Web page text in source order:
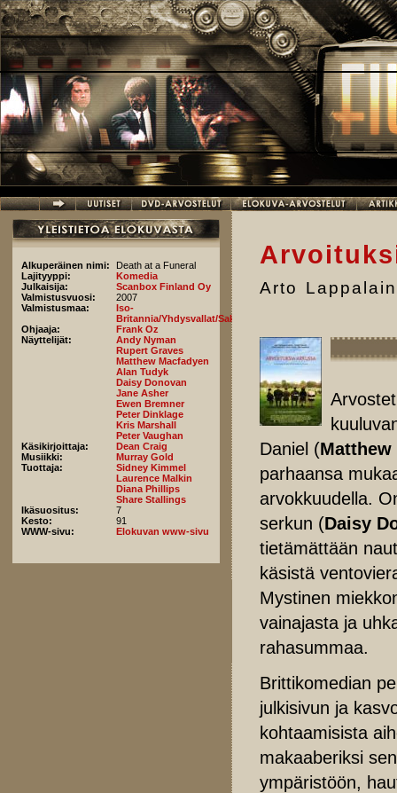
Hyppää pääsisältöön
Alkuperäinen nimi:
Death at a Funeral
Lajityyppi:
Komedia
Julkaisija:
Scanbox Finland Oy
Valmistusvuosi:
2007
Valmistusmaa:
Iso-
Britannia/Yhdysvallat/Saksa
Ohjaaja:
Frank Oz
Näyttelijät:
Andy Nyman
Rupert Graves
Matthew Macfadyen
Alan Tudyk
Daisy Donovan
Jane Asher
Ewen Bremner
Peter Dinklage
Kris Marshall
Peter Vaughan
Käsikirjoittaja:
Dean Craig
Musiikki:
Murray Gold
Tuottaja:
Sidney Kimmel
Laurence Malkin
Diana Phillips
Share Stallings
Ikäsuositus:
7
Kesto:
91
WWW-sivu:
Elokuvan www-sivu
Arto
Daniel (Matthew
parhaansa
arvokkuudella.
serkun (Daisy
tietämättään
käsistä
Mystinen
vainajasta ja
rahasummaa.
Brittikomedian
julkisivun ja
kohtaamisista
makaaberiksi
ympäristöön,